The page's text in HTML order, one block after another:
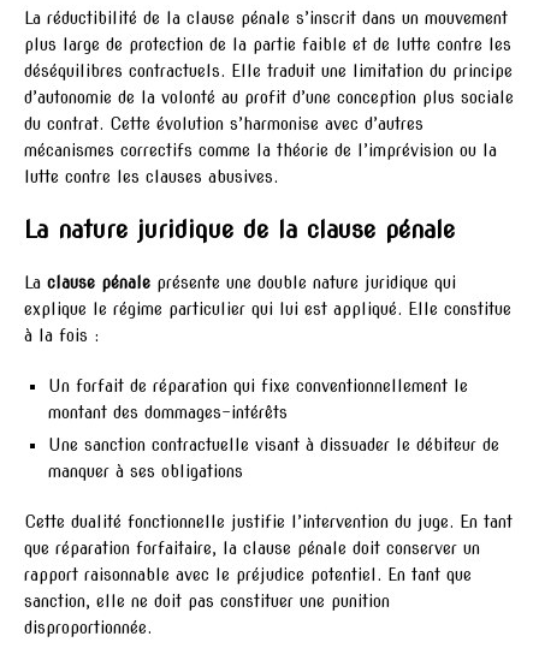
La réductibilité de la clause pénale s’inscrit dans un mouvement
plus large de protection de la partie faible et de lutte contre les
déséquilibres contractuels. Elle traduit une limitation du principe
d’autonomie de la volonté au profit d’une conception plus sociale
du contrat. Cette évolution s’harmonise avec d’autres
mécanismes correctifs comme la théorie de l’imprévision ou la
lutte contre les clauses abusives.
La nature juridique de la clause pénale
La clause pénale présente une double nature juridique qui
explique le régime particulier qui lui est appliqué. Elle constitue
à la fois :
Un forfait de réparation qui fixe conventionnellement le
montant des dommages-intérêts
Une sanction contractuelle visant à dissuader le débiteur de
manquer à ses obligations
Cette dualité fonctionnelle justifie l’intervention du juge. En tant
que réparation forfaitaire, la clause pénale doit conserver un
rapport raisonnable avec le préjudice potentiel. En tant que
sanction, elle ne doit pas constituer une punition
disproportionnée.